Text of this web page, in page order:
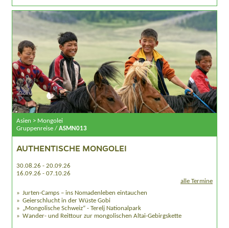
Asien > Mongolei
Gruppenreise / ASMN013
AUTHENTISCHE MONGOLEI
30.08.26 - 20.09.26
16.09.26 - 07.10.26
alle Termine
Jurten-Camps – ins Nomadenleben eintauchen
Geierschlucht in der Wüste Gobi
„Mongolische Schweiz“ - Terelj Nationalpark
Wander- und Reittour zur mongolischen Altai-Gebirgskette